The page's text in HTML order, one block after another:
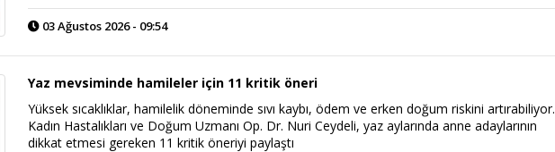
03 Ağustos 2026 - 09:54
Yaz mevsiminde hamileler için 11 kritik öneri
Yüksek sıcaklıklar, hamilelik döneminde sıvı kaybı, ödem ve erken doğum riskini artırabiliyor.
Kadın Hastalıkları ve Doğum Uzmanı Op. Dr. Nuri Ceydeli, yaz aylarında anne adaylarının
dikkat etmesi gereken 11 kritik öneriyi paylaştı